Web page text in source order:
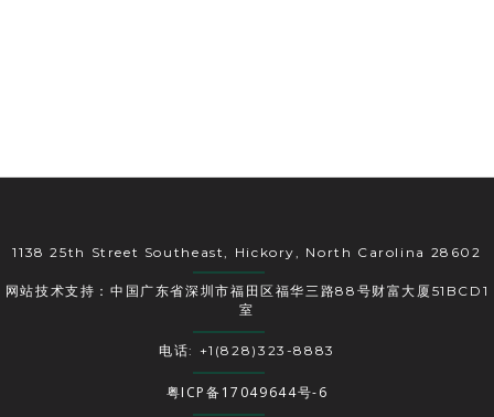
1138 25th Street Southeast, Hickory, North Carolina 28602
网站技术支持：中国广东省深圳市福田区福华三路88号财富大厦51BCD1
室
电话: +1(828)323-8883
粤ICP备17049644号-6